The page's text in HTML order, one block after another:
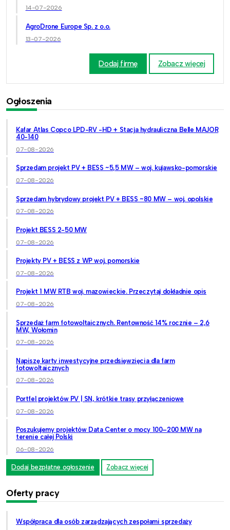
14-07-2026
AgroDrone Europe Sp. z o.o.
13-07-2026
Dodaj firmę Zobacz więcej
Ogłoszenia
Kafar Atlas Copco LPD-RV -HD + Stacja hydrauliczna Belle MAJOR
40-140
07-08-2026
Sprzedam projekt PV + BESS ~5,5 MW – woj. kujawsko-pomorskie
07-08-2026
Sprzedam hybrydowy projekt PV + BESS ~80 MW – woj. opolskie
07-08-2026
Projekt BESS 2-50 MW
07-08-2026
Projekty PV + BESS z WP woj. pomorskie
07-08-2026
Projekt 1 MW RTB woj. mazowieckie. Przeczytaj dokładnie opis
07-08-2026
Sprzedaż farm fotowoltaicznych. Rentowność 14% rocznie – 2,6
MW, Wołomin
07-08-2026
Napiszę karty inwestycyjne przedsięwzięcia dla farm
fotowoltaicznych
07-08-2026
Portfel projektów PV | SN, krótkie trasy przyłączeniowe
07-08-2026
Poszukujemy projektów Data Center o mocy 100–200 MW na
terenie całej Polski
06-08-2026
Dodaj bezpłatne ogłoszenie Zobacz więcej
Oferty pracy
Współpraca dla osób zarządzających zespołami sprzedaży